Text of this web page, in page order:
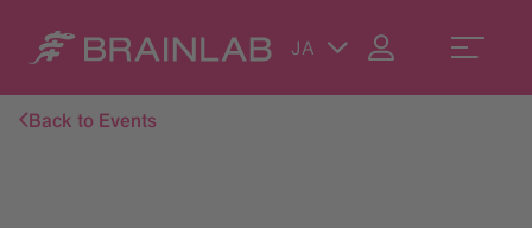
JA
Back to Events